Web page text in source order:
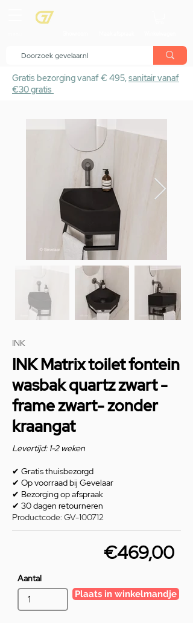
Gratis bezorging vanaf € 495,sanitair vanaf
€30 gratis
INK
INK Matrix toilet fontein
wasbak quartz zwart -
frame zwart- zonder
kraangat
Levertijd: 1-2 weken
✔ Gratis thuisbezorgd
✔ Op voorraad bij Gevelaar
✔ Bezorging op afspraak
✔ 30 dagen retourneren
Productcode: GV-100712
€469,00
Aantal
Plaats in winkelmandje